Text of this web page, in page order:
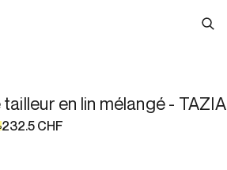
en lin mélangé - TAZIA
232.5 CHF